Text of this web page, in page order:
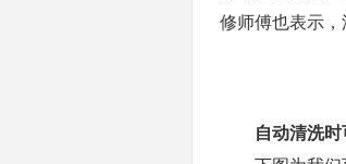
修师傅也表示，
自动清洗